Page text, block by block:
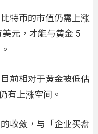
特币的市值仍需上涨
元，才能与黄金 5
前相对于黄金被低估
有上涨空间。
收敛，与「企业买盘